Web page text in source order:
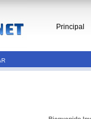
Principal